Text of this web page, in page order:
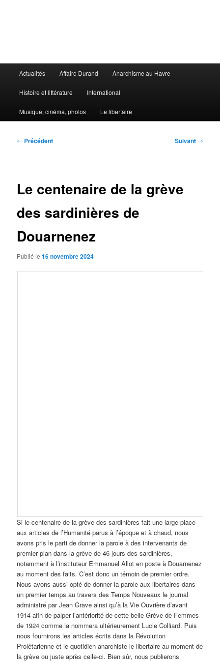
principal
Actualités Affaire Durand Anarchisme au Havre
Histoire et littérature International
Musique, cinéma, photos Le libertaire
Navigation
← Précédent Suivant →
Le centenaire de la grève
des sardinières de
Douarnenez
Publié le16 novembre 2024
Si le centenaire de la grève des sardinières fait une large place
aux articles de l’Humanité parus à l’époque et à chaud, nous
avons pris le parti de donner la parole à des intervenants de
premier plan dans la grève de 46 jours des sardinières,
notamment à l’instituteur Emmanuel Allot en poste à Douarnenez
au moment des faits. C’est donc un témoin de premier ordre.
Nous avons aussi opté de donner la parole aux libertaires dans
un premier temps au travers des Temps Nouveaux le journal
administré par Jean Grave ainsi qu’à la Vie Ouvrière d’avant
1914 afin de palper l’antériorité de cette belle Grève de Femmes
de 1924 comme la nommera ultérieurement Lucie Colliard. Puis
nous fournirons les articles écrits dans la Révolution
Prolétarienne et le quotidien anarchiste le libertaire au moment de
la grève ou juste après celle-ci. Bien sûr, nous publierons